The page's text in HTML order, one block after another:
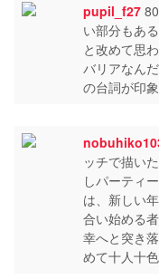
pupil_f27
い部分もあ
と改めて思
バリアなん
の台詞が印象
ッチで描い
しパーティ
は、新しい
合い始める
幸へと突き
めて十人十色